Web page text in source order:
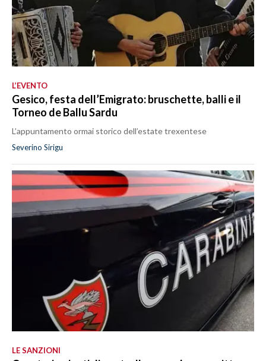
L’EVENTO
Gesico, festa dell’Emigrato: bruschette, balli e il
Torneo de Ballu Sardu
L’appuntamento ormai storico dell’estate trexentese
Severino Sirigu
LE SANZIONI